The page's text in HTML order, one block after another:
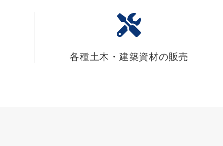
各種土木・建築資材の販売